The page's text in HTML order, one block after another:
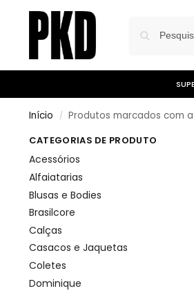
Início / Produtos marcados com
CATEGORIAS DE PRODUTO
Acessórios
Alfaiatarias
Blusas e Bodies
Brasilcore
Calças
Casacos e Jaquetas
Coletes
Dominique